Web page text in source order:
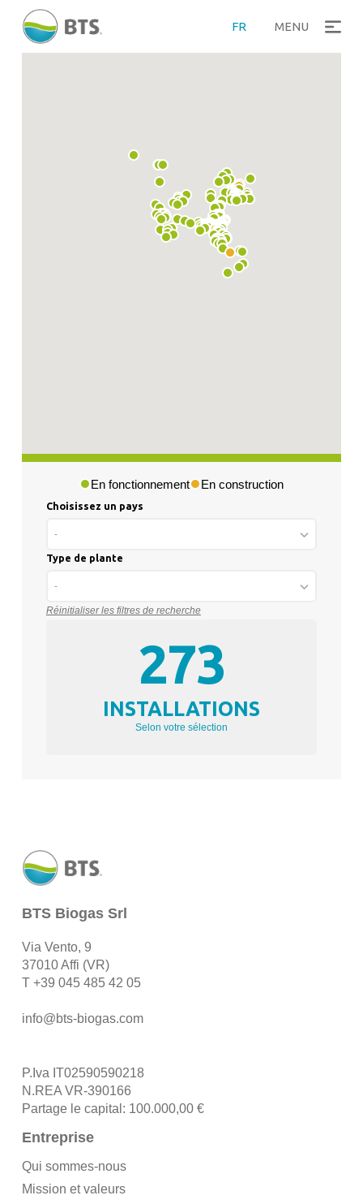
FR MENU
En fonctionnement En construction
Choisissez un pays
-
Type de plante
-
Réinitialiser les filtres de recherche
273
INSTALLATIONS
Selon votre sélection
BTS Biogas Srl
Via Vento, 9
37010 Affi (VR)
T +39 045 485 42 05
info@bts-biogas.com
P.Iva IT02590590218
N.REA VR-390166
Partage le capital: 100.000,00 €
Entreprise
Qui sommes-nous
Mission et valeurs